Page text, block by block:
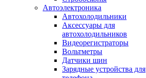
Автоэлектроника
Автохолодильники
Аксессуары для
автохолодильников
Видеорегистраторы
Вольтметры
Датчики шин
Зарядные устройства для